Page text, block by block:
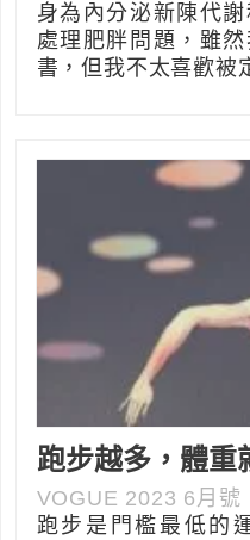
身為內分泌新陳代
處理肥胖問題，雖
書，但我不太喜歡
跑步越多，體重
VOGUE 2023 6月號
跑步是門檻最低的